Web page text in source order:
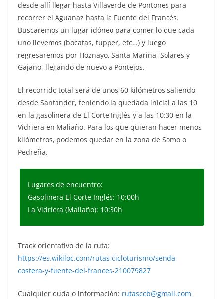
desde allí llegar hasta Villaverde de Pontones para
recorrer el Aguanaz hasta la Fuente del Francés.
Buscaremos un lugar idóneo para comer lo que cada
uno llevemos (bocatas, tupper, etc…) y luego
regresaremos por Hoznayo, Santa Marina, Solares y
Gajano, llegando de nuevo a Pontejos.
El recorrido total será de unos 60 kilómetros saliendo
desde Santander, teniendo la quedada inicial a las 10
en la gasolinera de El Corte Inglés y a las 10:30 en la
Vidriera en Maliaño. Para los que quieran hacer menos
kilómetros, podemos quedar en la zona de Somo o
Pedreña.
Lugares de encuentro:
Gasolinera El Corte Inglés: 10:00h
La Vidriera (Maliaño): 10:30h
Track orientativo de la ruta:
https://es.wikiloc.com/rutas-cicloturismo/senda-
costera-y-fuente-del-frances-210079827
Cualquier duda o información: rutasccb@gmail.com